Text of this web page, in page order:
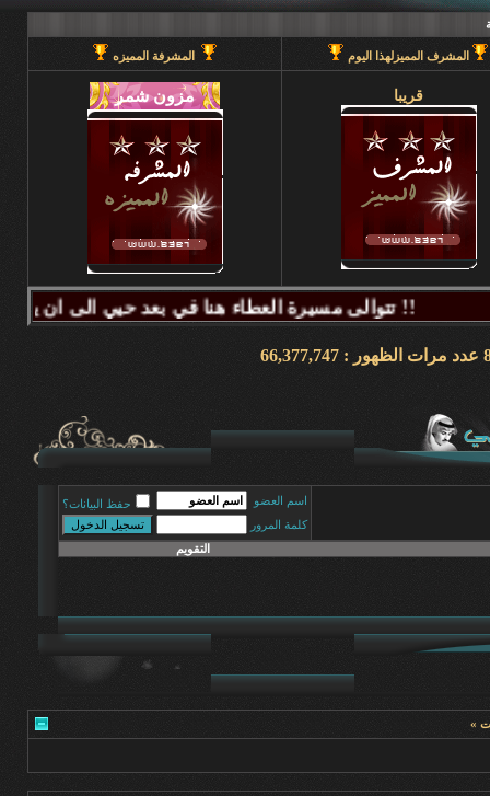
المشرف المميزلهذا اليوم المشرفة المميزه
قريبا
اسم العضو
حفظ البيانات؟
كلمة المرور
التقويم
»